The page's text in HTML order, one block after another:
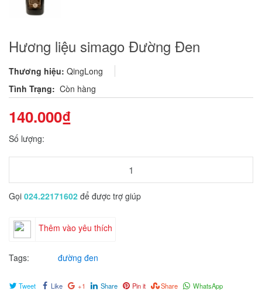
Hương liệu simago Đường Đen
Thương hiệu: QingLong
Tình Trạng: Còn hàng
140.000₫
Số lượng:
Gọi 024.22171602 để được trợ giúp
Thêm vào yêu thích
Tags: đường đen
Tweet Like +1 Share Pin it Share WhatsApp